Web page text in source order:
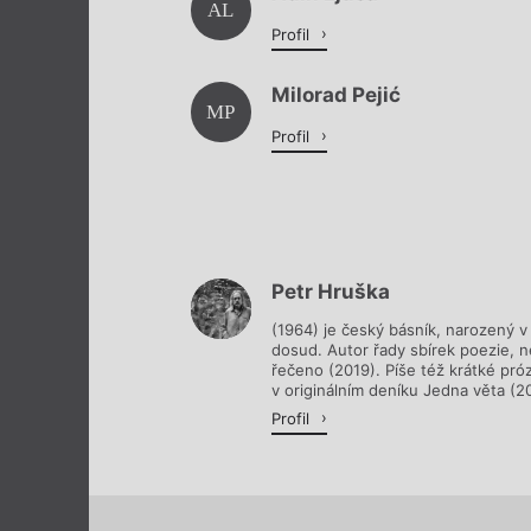
AL
Profil
MP
Milorad Pejić
Profil
Petr Hruška
(1964) je český básník, narozený
dosud. Autor řady sbírek poezie,
řečeno (2019). Píše též krátké
v originálním deníku Jedna věta
Profil